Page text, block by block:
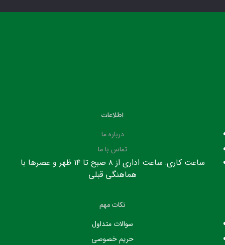
اطلاعات
درباره ما
تماس با ما
ساعت کاری: ساعت اداری از ۸ صبح تا ۱۴ ظهر و عصرها با
هماهنگی قبلی
نکات مهم
سوالات متداول
حریم خصوصی